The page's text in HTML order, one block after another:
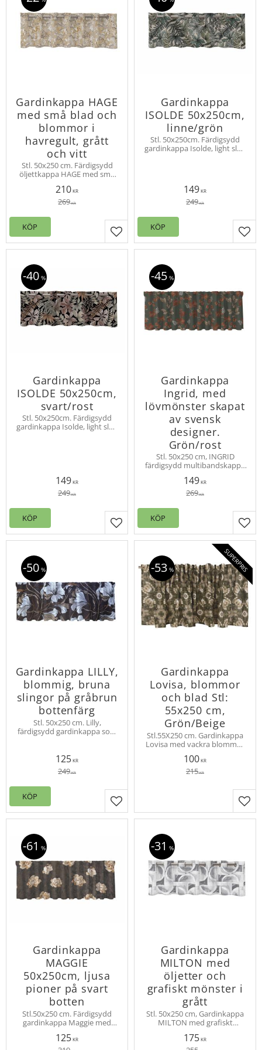
Gardinkappa HAGE
med små blad och
blommor i
havregult, grått
och vitt
Stl. 50x250 cm. Färdigsydd
öljettkappa HAGE med små
färger. Kappan har öljetter för
enkel upphängning.
210KR
269KR
Lägg till i favoriter
KÖP
Gardinkappa
ISOLDE 50x250cm,
linne/grön
Stl. 50x250cm. Färdigsydd
gardinkappa Isolde, light slub
med öljetter
149KR
249KR
KÖP
Gardinkappa
ISOLDE 50x250cm,
svart/rost
Stl. 50x250cm. Färdigsydd
gardinkappa Isolde, light slub
149KR
249KR
40 %
Lägg till i favoriter
KÖP
Gardinkappa
Ingrid, med
lövmönster skapat
av svensk
designer.
Grön/rost
Stl. 50x250 cm, INGRID
färdigsydd multibandskappa
svensk designer. Slubkvalité
för vacker effekt.
149KR
269KR
45 %
KÖP
Gardinkappa LILLY,
blommig, bruna
slingor på gråbrun
bottenfärg
Stl. 50x250 cm. Lilly,
färdigsydd gardinkappa som
bladrankor på mörkbrun
botten.
125KR
249KR
50 %
Lägg till i favoriter
KÖP
Gardinkappa
Lovisa, blommor
och blad Stl:
55x250 cm,
Grön/Beige
Stl.55X250 cm. Gardinkappa
Lovisa med vackra blommor
och blad. Kappan hängs med
multiband. Mönstret Lovisa
finns som gardinkappa och
100KR
215KR
53 % SUPERPRIS
Gardinkappa
MAGGIE
50x250cm, ljusa
pioner på svart
botten
Stl.50x250 cm. Färdigsydd
gardinkappa Maggie med
botten. 100% polyester. Finns
125KR
61 %
Gardinkappa
MILTON med
öljetter och
grafiskt mönster i
grått
Stl. 50x250 cm, Gardinkappa
MILTON med grafiskt
kappa med öljetter upptill för
175KR
31 %